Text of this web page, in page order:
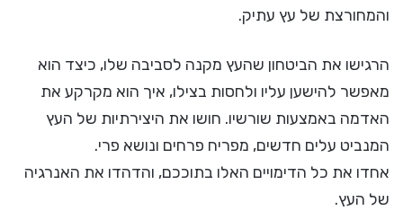
והמחורצת של עץ עתיק.
הרגישו את הביטחון שהעץ מקנה לסביבה שלו, כיצד הוא
מאפשר להישען עליו ולחסות בצילו, איך הוא מקרקע את
האדמה באמצעות שורשיו. חושו את היצירתיות של העץ
המנביט עלים חדשים, מפריח פרחים ונושא פרי.
אחדו את כל הדימויים האלו בתוככם, והדהדו את האנרגיה
של העץ.